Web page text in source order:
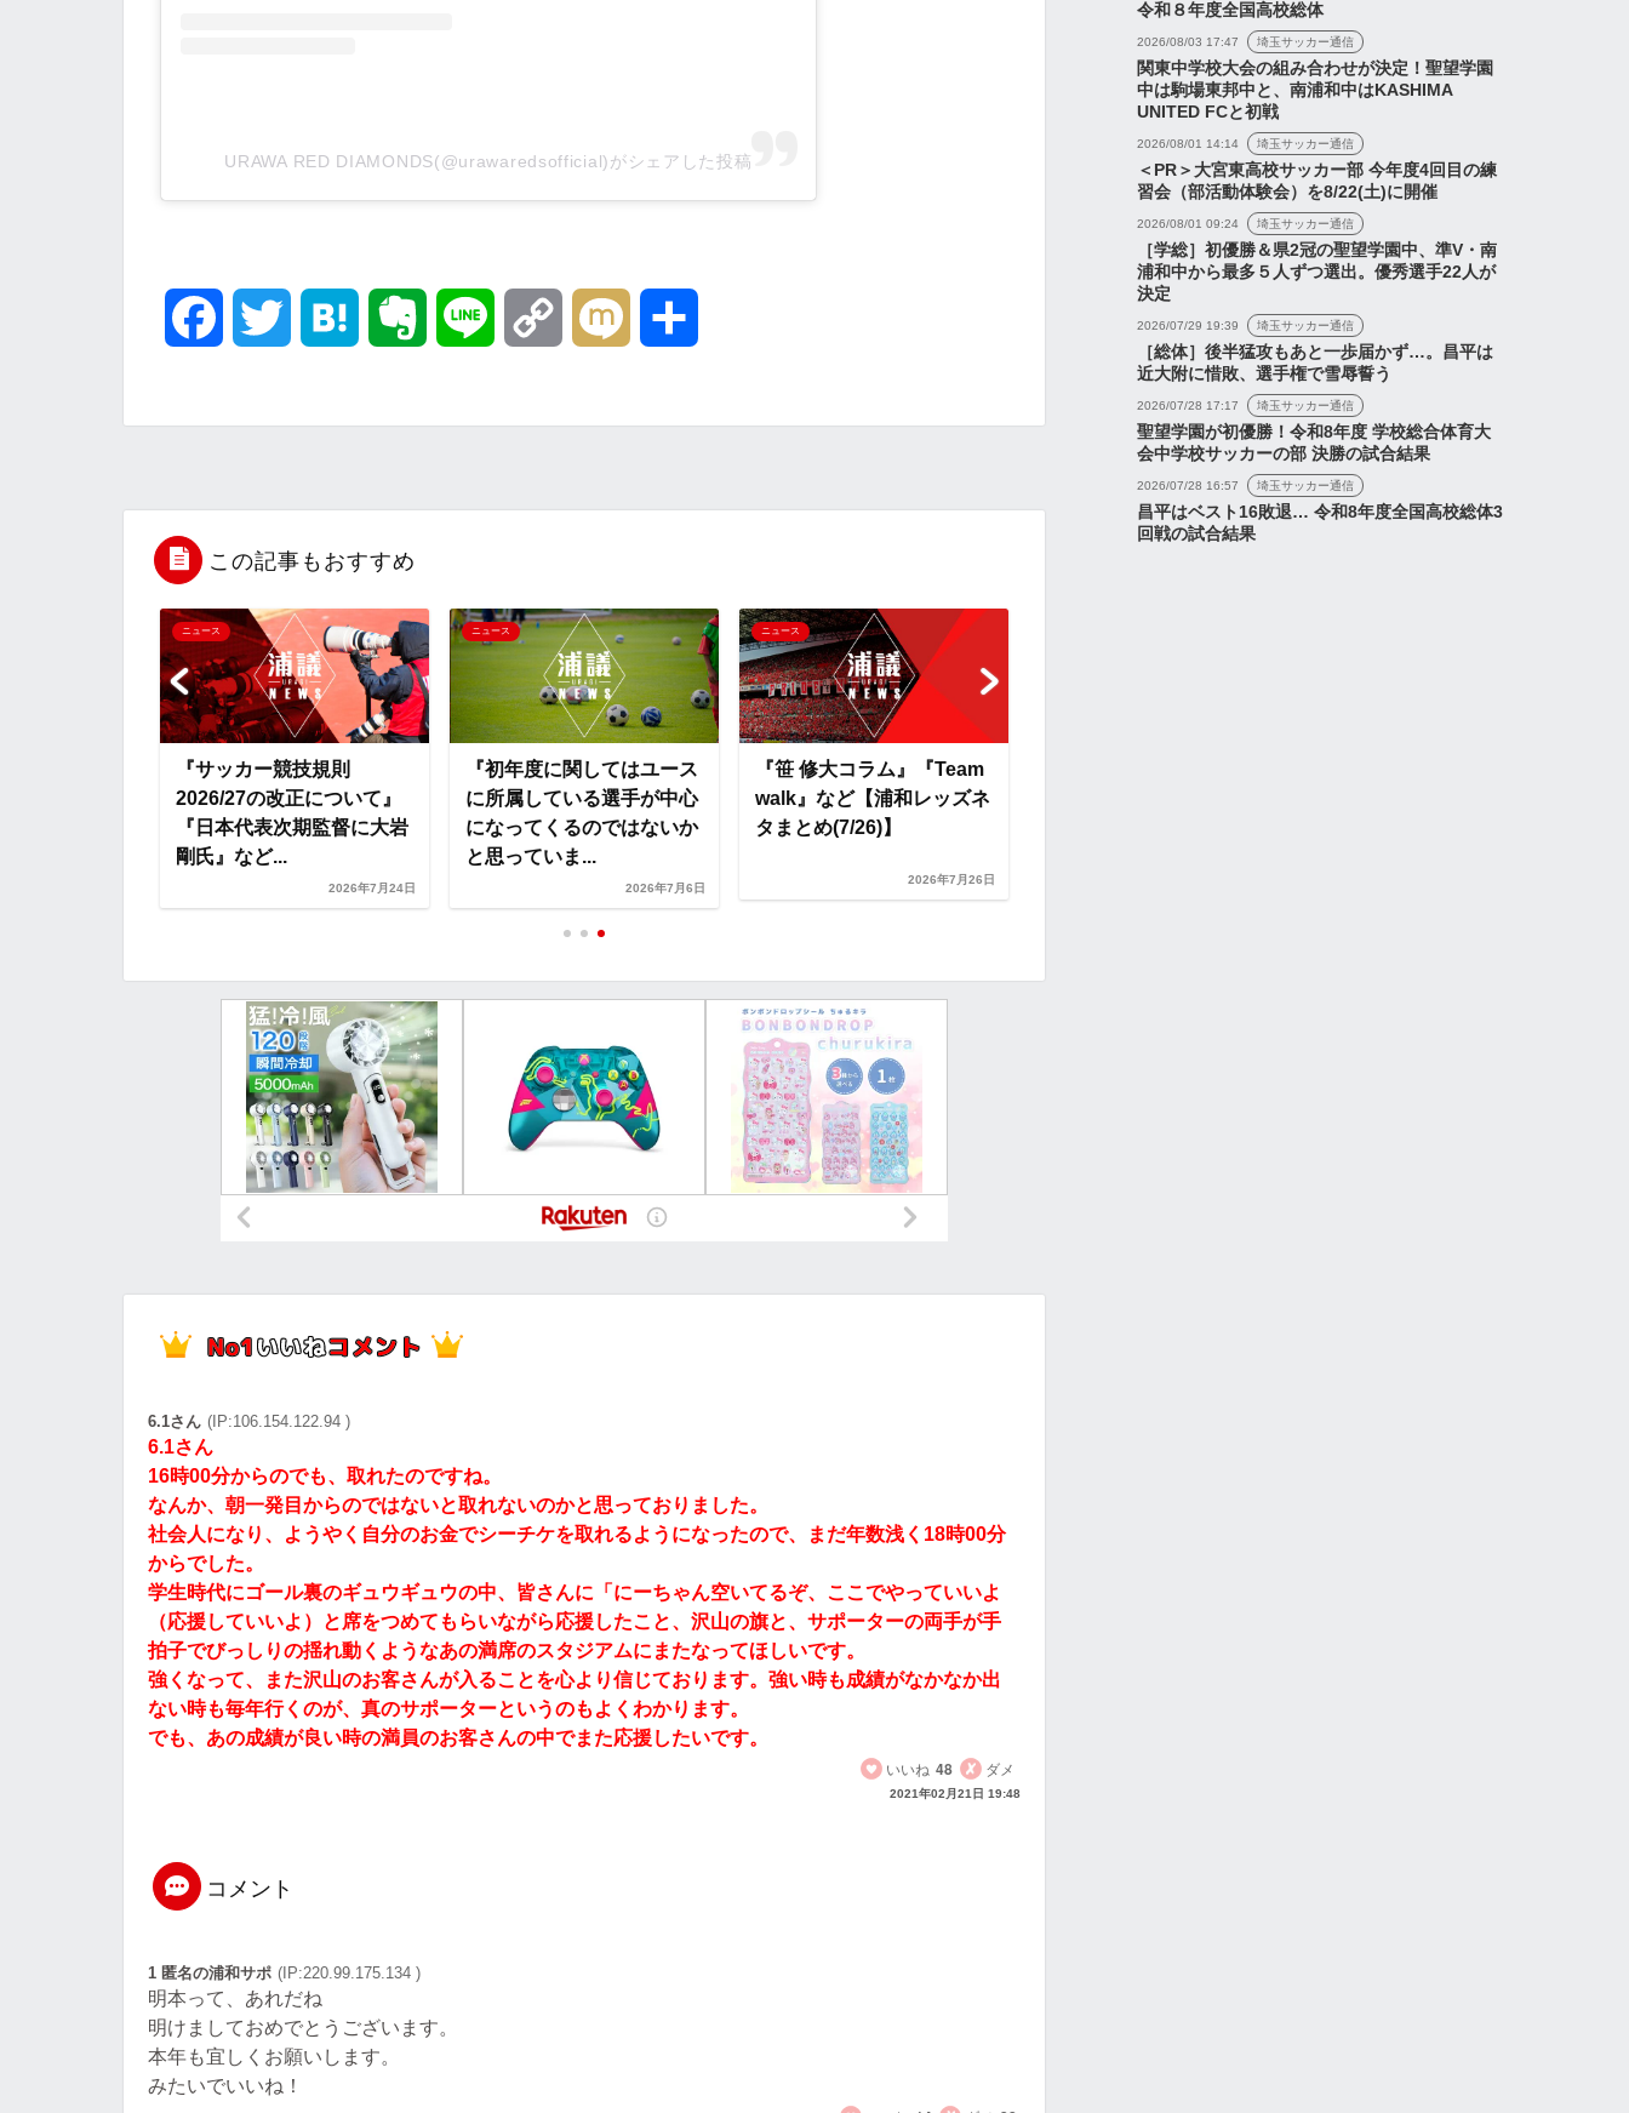
URAWA RED DIAMONDS(@urawaredsofficial)がシェアした投稿
b
o
o
k
t
e
r
n
a o
t
e
i
n
k
この記事もおすすめ
ニュース
『サッカー競技規則
2026/27の改正について』
『日本代表次期監督に大岩
剛氏』など...
2026年7月24日
ニュース
『初年度に関してはユース
に所属している選手が中心
になってくるのではないか
と思っていま...
2026年7月6日
ニュース
『笹 修大コラム』『Team
walk』など【浦和レッズネ
タまとめ(7/26)】
2026年7月26日
6.1さん (IP:106.154.122.94 )
6.1さん
16時00分からのでも、取れたのですね。
なんか、朝一発目からのではないと取れないのかと思っておりました。
社会人になり、ようやく自分のお金でシーチケを取れるようになったので、まだ年数浅く18時00分
からでした。
学生時代にゴール裏のギュウギュウの中、皆さんに「にーちゃん空いてるぞ、ここでやっていいよ
（応援していいよ）と席をつめてもらいながら応援したこと、沢山の旗と、サポーターの両手が手
拍子でびっしりの揺れ動くようなあの満席のスタジアムにまたなってほしいです。
強くなって、また沢山のお客さんが入ることを心より信じております。強い時も成績がなかなか出
ない時も毎年行くのが、真のサポーターというのもよくわかります。
でも、あの成績が良い時の満員のお客さんの中でまた応援したいです。
いいね 48 ダメ
2021年02月21日 19:48
コメント
1 匿名の浦和サポ (IP:220.99.175.134 )
明本って、あれだね
明けましておめでとうございます。
本年も宜しくお願いします。
みたいでいいね！
令和８年度全国高校総体
2026/08/03 17:47 埼玉サッカー通信
関東中学校大会の組み合わせが決定！聖望学園
中は駒場東邦中と、南浦和中はKASHIMA
UNITED FCと初戦
2026/08/01 14:14 埼玉サッカー通信
＜PR＞大宮東高校サッカー部 今年度4回目の練
習会（部活動体験会）を8/22(土)に開催
2026/08/01 09:24 埼玉サッカー通信
［学総］初優勝＆県2冠の聖望学園中、準V・南
浦和中から最多５人ずつ選出。優秀選手22人が
決定
2026/07/29 19:39 埼玉サッカー通信
［総体］後半猛攻もあと一歩届かず…。昌平は
近大附に惜敗、選手権で雪辱誓う
2026/07/28 17:17 埼玉サッカー通信
聖望学園が初優勝！令和8年度 学校総合体育大
会中学校サッカーの部 決勝の試合結果
2026/07/28 16:57 埼玉サッカー通信
昌平はベスト16敗退… 令和8年度全国高校総体3
回戦の試合結果